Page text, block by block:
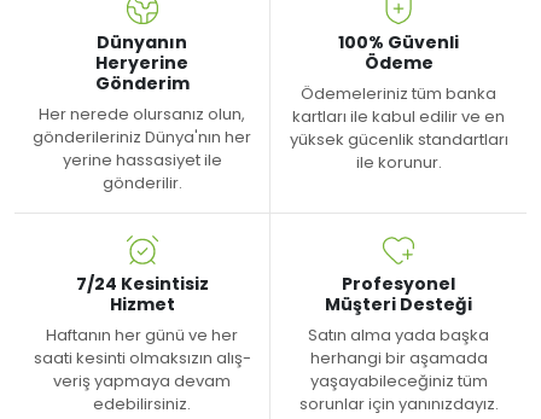
Dünyanın
Heryerine
Gönderim
Her nerede olursanız olun,
gönderileriniz Dünya'nın her
yerine hassasiyet ile
gönderilir.
100% Güvenli
Ödeme
Ödemeleriniz tüm banka
kartları ile kabul edilir ve en
yüksek gücenlik standartları
ile korunur.
7/24 Kesintisiz
Hizmet
Haftanın her günü ve her
saati kesinti olmaksızın alış-
veriş yapmaya devam
edebilirsiniz.
Profesyonel
Müşteri Desteği
Satın alma yada başka
herhangi bir aşamada
yaşayabileceğiniz tüm
sorunlar için yanınızdayız.